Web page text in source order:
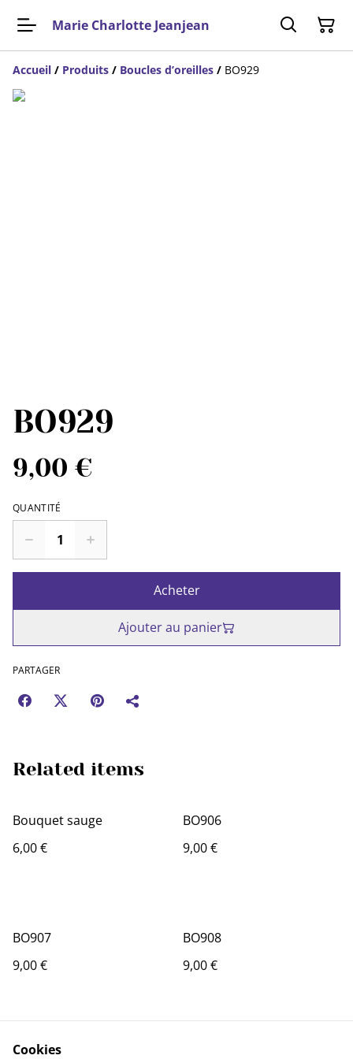
Marie Charlotte Jeanjean
Accueil / Produits / Boucles d’oreilles / BO929
BO929
9,00 €
QUANTITÉ
Acheter
Ajouter au panier
PARTAGER
Related items
Bouquet sauge
6,00 €
BO906
9,00 €
BO907
9,00 €
BO908
9,00 €
Cookies